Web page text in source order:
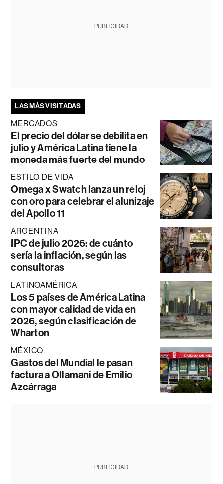
PUBLICIDAD
LAS MÁS VISITADAS
MERCADOS
El precio del dólar se debilita en
julio y América Latina tiene la
moneda más fuerte del mundo
ESTILO DE VIDA
Omega x Swatch lanza un reloj
con oro para celebrar el alunizaje
del Apollo 11
ARGENTINA
IPC de julio 2026: de cuánto
sería la inflación, según las
consultoras
LATINOAMÉRICA
Los 5 países de América Latina
con mayor calidad de vida en
2026, según clasificación de
Wharton
MÉXICO
Gastos del Mundial le pasan
factura a Ollamani de Emilio
Azcárraga
PUBLICIDAD